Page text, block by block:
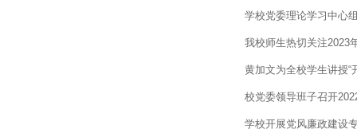
学校党委理论学习中心
我校师生热切关注2023
黄加文为全校学生讲授“
校党委领导班子召开
学校开展党风廉政建设